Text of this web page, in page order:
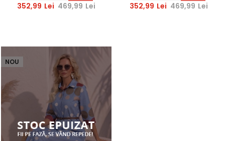
352,99 Lei 469,99 Lei 352,99 Lei 469,99 Lei
NOU